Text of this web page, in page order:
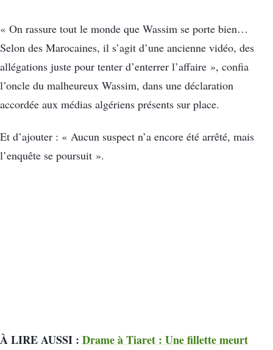
« On rassure tout le monde que Wassim se porte bien…
Selon des Marocaines, il s’agit d’une ancienne vidéo, des
allégations juste pour tenter d’enterrer l’affaire », confia
l’oncle du malheureux Wassim, dans une déclaration
accordée aux médias algériens présents sur place.
Et d’ajouter : « Aucun suspect n’a encore été arrêté, mais
l’enquête se poursuit ».
À LIRE AUSSI : Drame à Tiaret : Une fillette meurt